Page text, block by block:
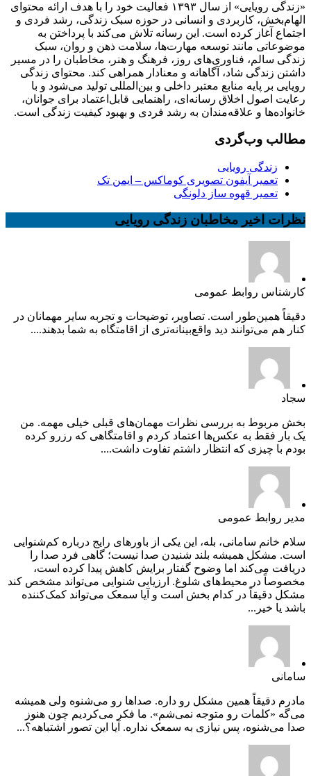
«زندگی رویایی» از سال ۱۳۹۳ فعالیت خود را با هدف ارائه محتوای
الهام‌بخش، کاربردی و انسانی در حوزه سبک زندگی، رشد فردی و
اجتماع آغاز کرده است. این رسانه تلاش می‌کند با پرداختن به
موضوعاتی مانند توسعه مهارت‌ها، سلامت ذهن و روان، سبک
زندگی سالم، فناوری‌های روز، فرهنگ و هنر، مخاطبان را در مسیر
داشتن زندگی شاد، آگاهانه و معنادار همراهی کند. محتوای زندگی
رویایی بر پایه منابع معتبر داخلی و بین‌المللی تولید می‌شود و با
رعایت اصول اخلاق رسانه‌ای، راهنمایی قابل‌اعتماد برای جوانان،
خانواده‌ها و علاقه‌مندان به رشد فردی و بهبود کیفیت زندگی است.
مطالب وب‌گردی
زندگی رویایی
تعمیر آیفون تصویری کوماکس – ایمن تک
تعمیر قهوه ساز دلونگی
نظرات اخیر مخاطبان زندگی رویایی
کارشناس روابط عمومی
دقیقاً همین‌طور است. تصاویر، توضیحات و تجربه سایر مهمانان در
کنار هم می‌توانند دید واقع‌بینانه‌تری از اقامتگاه به شما بدهند....
سجاد
بخش مربوط به بررسی نظرات مهمان‌های قبلی خیلی مهمه. من
یک بار فقط به عکس‌ها اعتماد کردم و اقامتگاهی که رزرو کرده
بودم با چیزی که انتظار داشتم تفاوت داشت....
مدیر روابط عمومی
سلام خانم سامانی، بله، این یکی از باورهای رایج درباره کم‌شنوایی
است. مشکل همیشه بلند شنیدن صدا نیست؛ گاهی فرد صدا را
دریافت می‌کند اما وضوح گفتار برایش کاهش پیدا کرده است،
مخصوصاً در محیط‌های شلوغ. ارزیابی شنوایی می‌تواند مشخص کند
مشکل دقیقاً در کدام بخش است و آیا سمعک می‌تواند کمک‌کننده
باشد یا خیر...
سامانی
مادرم دقیقاً همین مشکل رو داره. صداها رو می‌شنوه ولی همیشه
می‌گه «کلمات رو متوجه نمی‌شم». ما فکر می‌کردیم چون هنوز
صدا می‌شنوه، پس نیازی به سمعک نداره. آیا این تصور اشتباهه؟...